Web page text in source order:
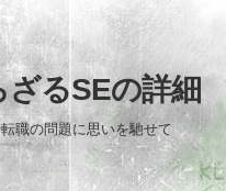
るSEの詳細
職の問題に思いを馳せて